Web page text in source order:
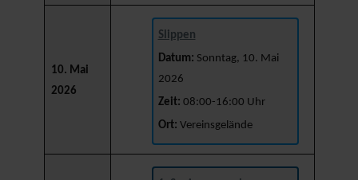
10. Mai
2026
Slippen
Datum: Sonntag, 10. Mai
2026
Zeit: 08:00-16:00 Uhr
Ort: Vereinsgelände